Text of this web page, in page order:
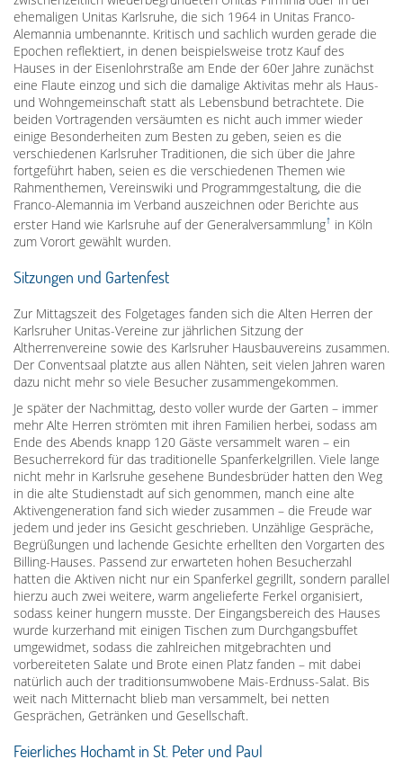
ehemaligen Unitas Karlsruhe, die sich 1964 in Unitas Franco-
Alemannia umbenannte. Kritisch und sachlich wurden gerade die
Epochen reflektiert, in denen beispielsweise trotz Kauf des
Hauses in der Eisenlohrstraße am Ende der 60er Jahre zunächst
eine Flaute einzog und sich die damalige Aktivitas mehr als Haus-
und Wohngemeinschaft statt als Lebensbund betrachtete. Die
beiden Vortragenden versäumten es nicht auch immer wieder
einige Besonderheiten zum Besten zu geben, seien es die
verschiedenen Karlsruher Traditionen, die sich über die Jahre
fortgeführt haben, seien es die verschiedenen Themen wie
Rahmenthemen, Vereinswiki und Programmgestaltung, die die
Franco-Alemannia im Verband auszeichnen oder Berichte aus
erster Hand wie Karlsruhe auf der Generalversammlung in Köln
zum Vorort gewählt wurden.
Sitzungen und Gartenfest
Zur Mittagszeit des Folgetages fanden sich die Alten Herren der
Karlsruher Unitas-Vereine zur jährlichen Sitzung der
Altherrenvereine sowie des Karlsruher Hausbauvereins zusammen.
Der Conventsaal platzte aus allen Nähten, seit vielen Jahren waren
dazu nicht mehr so viele Besucher zusammengekommen.
Je später der Nachmittag, desto voller wurde der Garten – immer
mehr Alte Herren strömten mit ihren Familien herbei, sodass am
Ende des Abends knapp 120 Gäste versammelt waren – ein
Besucherrekord für das traditionelle Spanferkelgrillen. Viele lange
nicht mehr in Karlsruhe gesehene Bundesbrüder hatten den Weg
in die alte Studienstadt auf sich genommen, manch eine alte
Aktivengeneration fand sich wieder zusammen – die Freude war
jedem und jeder ins Gesicht geschrieben. Unzählige Gespräche,
Begrüßungen und lachende Gesichte erhellten den Vorgarten des
Billing-Hauses. Passend zur erwarteten hohen Besucherzahl
hatten die Aktiven nicht nur ein Spanferkel gegrillt, sondern parallel
hierzu auch zwei weitere, warm angelieferte Ferkel organisiert,
sodass keiner hungern musste. Der Eingangsbereich des Hauses
wurde kurzerhand mit einigen Tischen zum Durchgangsbuffet
umgewidmet, sodass die zahlreichen mitgebrachten und
vorbereiteten Salate und Brote einen Platz fanden – mit dabei
natürlich auch der traditionsumwobene Mais-Erdnuss-Salat. Bis
weit nach Mitternacht blieb man versammelt, bei netten
Gesprächen, Getränken und Gesellschaft.
Feierliches Hochamt in St. Peter und Paul